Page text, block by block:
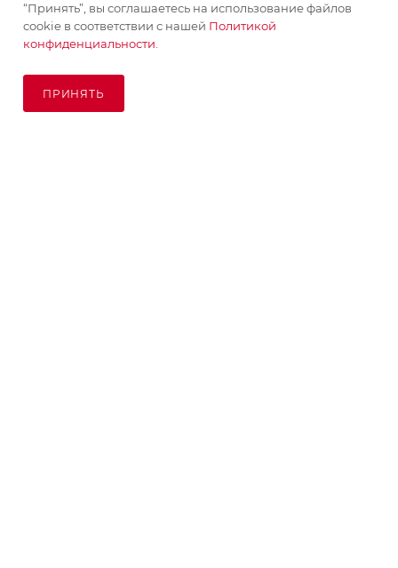
Поставка живых растений осуществляется под заказ
сроком 3-4 недели с минимальной суммой заказа 10000
руб.!
ОК
“Принять”, вы соглашаетесь на использование файлов
cookie в соответствии с нашей Политикой
конфиденциальности.
ПРИНЯТЬ